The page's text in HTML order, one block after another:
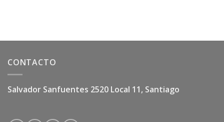
CONTACTO
Salvador Sanfuentes 2520 Local 11, Santiago